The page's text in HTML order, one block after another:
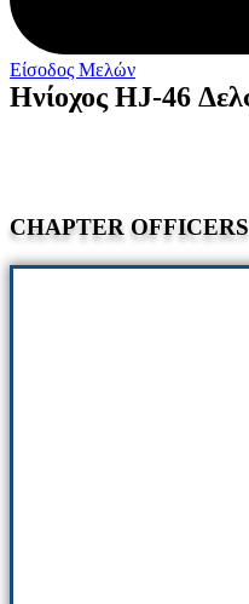
Είσοδος Μελών
Ηνίοχος HJ-46
CHAPTER OFFICERS